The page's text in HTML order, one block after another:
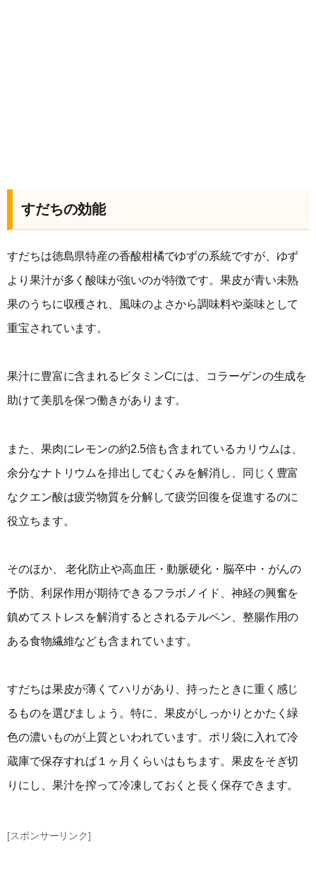
すだちの効能
すだちは徳島県特産の香酸柑橘でゆずの系統ですが、ゆず
より果汁が多く酸味が強いのが特徴です。果皮が青い未熟
果のうちに収穫され、風味のよさから調味料や薬味として
重宝されています。
果汁に豊富に含まれるビタミンCには、コラーゲンの生成を
助けて美肌を保つ働きがあります。
また、果肉にレモンの約2.5倍も含まれているカリウムは、
余分なナトリウムを排出してむくみを解消し、同じく豊富
なクエン酸は疲労物質を分解して疲労回復を促進するのに
役立ちます。
そのほか、 老化防止や高血圧・動脈硬化・脳卒中・がんの
予防、利尿作用が期待できるフラボノイド、神経の興奮を
鎮めてストレスを解消するとされるテルペン、整腸作用の
ある食物繊維なども含まれています。
すだちは果皮が薄くてハリがあり、持ったときに重く感じ
るものを選びましょう。特に、果皮がしっかりとかたく緑
色の濃いものが上質といわれています。ポリ袋に入れて冷
蔵庫で保存すれば１ヶ月くらいはもちます。果皮をそぎ切
りにし、果汁を搾って冷凍しておくと長く保存できます。
[スポンサーリンク]